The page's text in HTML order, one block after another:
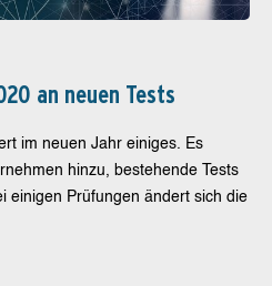
an neuen Tests
im neuen Jahr einiges. Es
hinzu, bestehende Tests
einigen Prüfungen ändert sich die